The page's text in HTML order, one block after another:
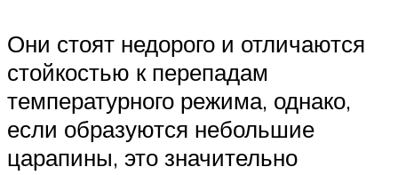
Они стоят недорого и отличаются
стойкостью к перепадам
температурного режима, однако,
если образуются небольшие
царапины, это значительно